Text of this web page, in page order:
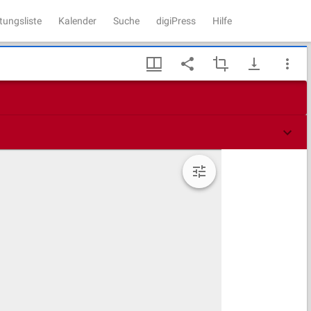
Kalender Suche digiPress Hilfe